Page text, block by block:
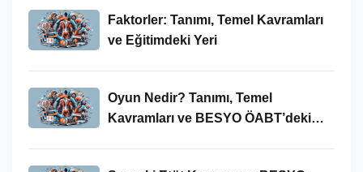
Faktorler: Tanımı, Temel Kavramları
ve Eğitimdeki Yeri
Oyun Nedir? Tanımı, Temel
Kavramları ve BESYO ÖABT’deki